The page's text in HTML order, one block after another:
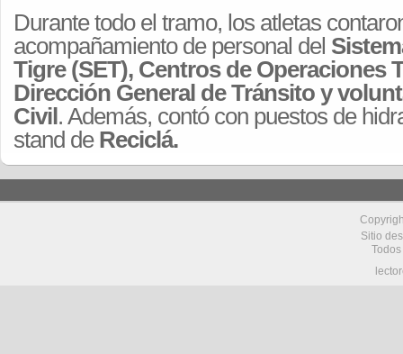
Durante todo el tramo, los atletas
acompañamiento de personal del
Tigre (SET), Centros de Operaciones
Dirección General de Tránsito y
Civil. Además, contó con puestos de
stand de Reciclá.
Sitio